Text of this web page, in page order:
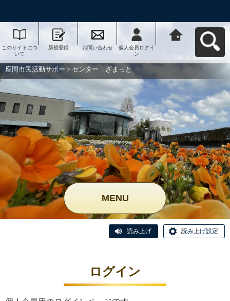
このサイトにつ
いて
新規登録 お問い合わせ
個人会員ログイ
ン
ー ざまっとへ
座間市民活動サポートセンター ざまっと
MENU
読み上げ 読み上げ設定
ログイン